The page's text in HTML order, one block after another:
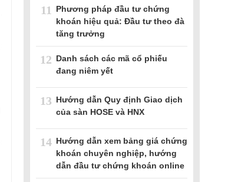
11
Phương pháp đầu tư chứng
khoán hiệu quả: Đầu tư theo đà
tăng trưởng
12 Danh sách các mã cổ phiếu
đang niêm yết
13 Hướng dẫn Quy định Giao dịch
của sàn HOSE và HNX
14 Hướng dẫn xem bảng giá chứng
khoán chuyên nghiệp, hướng
dẫn đầu tư chứng khoán online